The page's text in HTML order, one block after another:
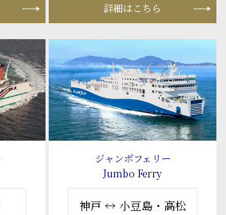
詳細はこちら
ジャンボフェリー
Jumbo Ferry
神戸 ↔ 小豆島・高松